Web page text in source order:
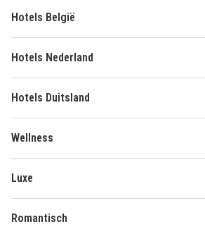
Hotels België
Hotels Nederland
Hotels Duitsland
Wellness
Luxe
Romantisch